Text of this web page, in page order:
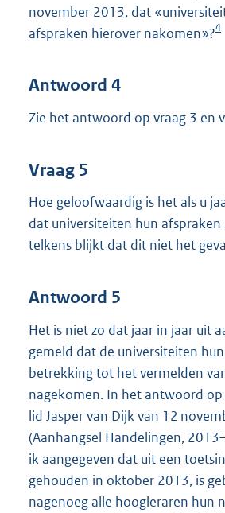
november 2013, dat
afspraken hierover nakomen»?4
Antwoord 4
Zie het antwoord op vraag 3 en
Vraag 5
Hoe geloofwaardig is het als u
dat universiteiten hun
telkens blijkt dat dit niet het
Antwoord 5
Het is niet zo dat jaar in jaar uit
gemeld dat de universiteiten
betrekking tot het vermelden
nagekomen. In het antwoord
lid Jasper van Dijk van 12
(Aanhangsel Handelingen,
ik aangegeven dat uit een
gehouden in oktober 2013, is
nagenoeg alle hoogleraren hun